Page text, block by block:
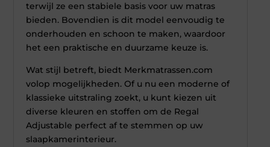
terwijl ze een stabiele basis voor uw matras
bieden. Bovendien is dit model eenvoudig te
onderhouden en schoon te maken, waardoor
het een praktische en duurzame keuze is.
Wat stijl betreft, biedt Merkmatrassen.com
volop mogelijkheden. Of u nu een moderne of
klassieke uitstraling zoekt, u kunt kiezen uit
diverse kleuren en stoffen om de Regal
Adjustable perfect af te stemmen op uw
slaapkamerinterieur.